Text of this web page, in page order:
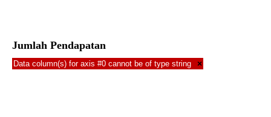
Jumlah Pendapatan
Data column(s) for axis #0 cannot be of type string ×